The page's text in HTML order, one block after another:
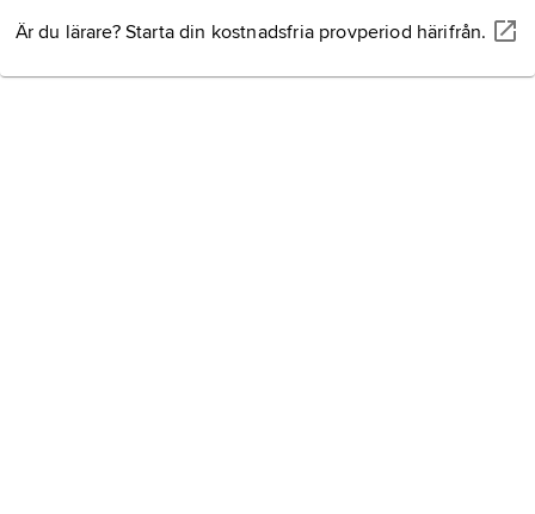
Är du lärare? Starta din kostnadsfria provperiod härifrån.